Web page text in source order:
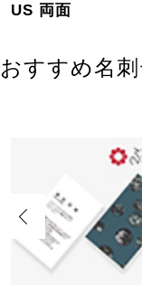
US 両面
おすすめ名
Previous